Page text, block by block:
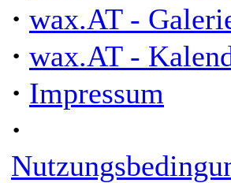
· wax.AT -
· wax.AT -
· Impressum
·